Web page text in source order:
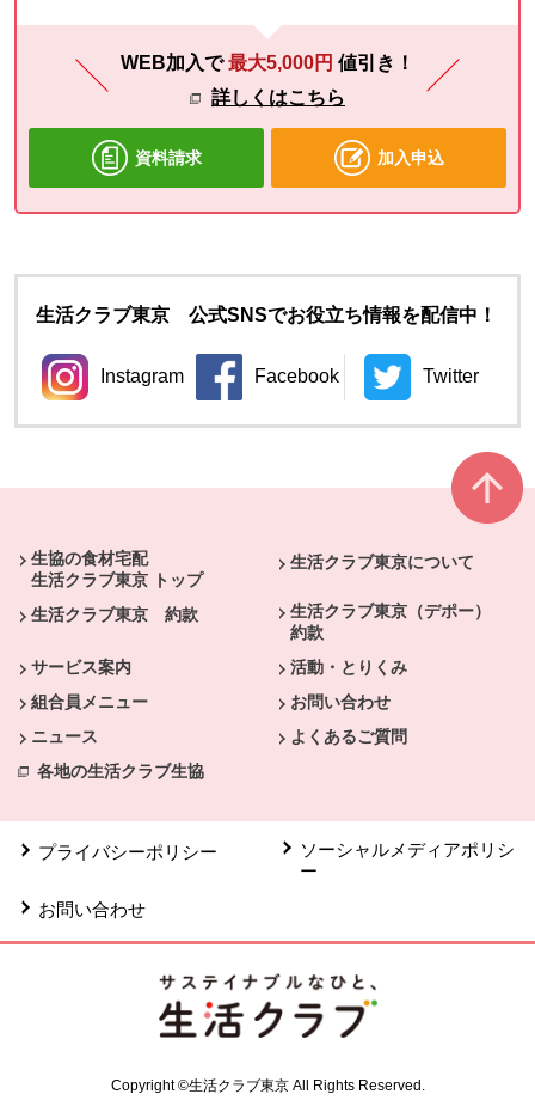
WEB加入で最大5,000円 値引き！
詳しくはこちら
資料請求 加入申込
生活クラブ東京 公式SNSでお役立ち情報を配信中！
Instagram
別のウィンドウで開きます。
Facebook
別のウィンドウで開きます。
Twitter
生協の食材宅配
生活クラブ東京 トップ
生活クラブ東京について
生活クラブ東京 約款
生活クラブ東京（デポー）
約款
サービス案内
活動・とりくみ
組合員メニュー
お問い合わせ
ニュース
よくあるご質問
各地の生活クラブ生協
プライバシーポリシー
ソーシャルメディアポリシ
ー
お問い合わせ
Copyright ©生活クラブ東京 All Rights Reserved.